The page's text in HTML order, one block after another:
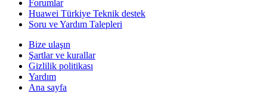
Forumlar
Huawei Türkiye Teknik destek
Soru ve Yardım Talepleri
Bize ulaşın
Şartlar ve kurallar
Gizlilik politikası
Yardım
Ana sayfa